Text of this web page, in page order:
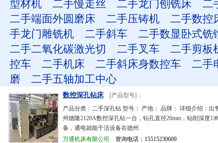
型材机
二手慢走丝 二手龙门刨铣床
二
二手端面外圆磨床
二手压铸机
二手数控
手龙门雕铣机
二手斜车
二手数显卧式铣
二手二氧化碳激光切
二手叉车
二手剪板
控车
二手机床 二手斜床身数控车
二手
磨
二手五轴加工中心
数控深孔钻床
[产品型号]：
产品分类：二手深孔钻 型号： 产地： 品牌： 详细介绍：出
州德隆2120A数控深孔钻一台，钻孔直径20mm，钻削深度1
备，通电就能干活设备在德州.
万通机床有限公司
资询电话：15515230609